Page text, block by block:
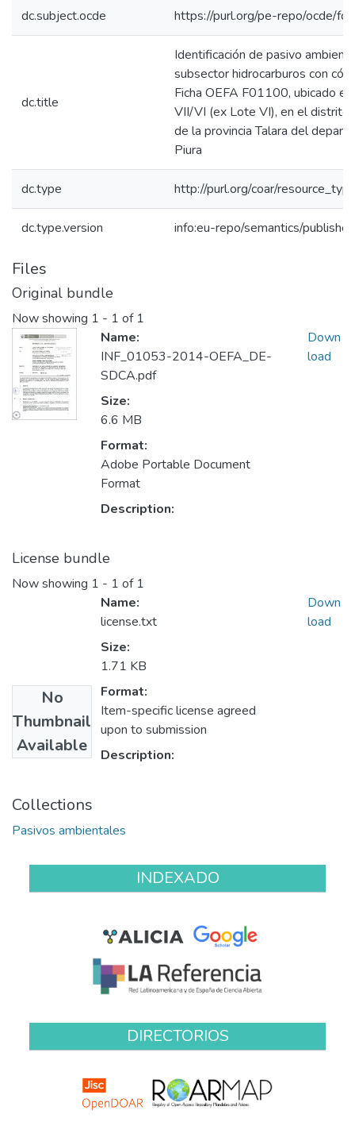
dc.subject.ocde https://purl.org/pe-repo/ocde/
dc.title
Identificación de pasivo
subsector hidrocarburos con
Ficha OEFA F01100, ubicado
VII/VI (ex Lote VI), en el distrito
de la provincia Talara del
Piura
dc.type http://purl.org/coar/
dc.type.version info:eu-repo/semantics/
Files
Original bundle
Now showing 1 - 1 of 1
Name:
INF_01053-2014-OEFA_DE-
SDCA.pdf
Size:
6.6 MB
Format:
Adobe Portable Document
Format
Description:
Down
load
License bundle
Now showing 1 - 1 of 1
No
Thumbnail
Available
Name:
license.txt
Size:
1.71 KB
Format:
Item-specific license agreed
upon to submission
Description:
Down
load
Collections
Pasivos ambientales
INDEXADO
DIRECTORIOS